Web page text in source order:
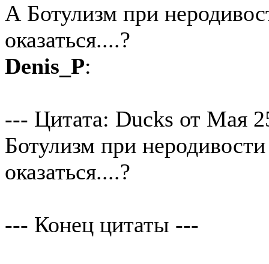
А Ботулизм при
оказаться....?
Denis_P:
--- Цитата: Ducks от Мая
Ботулизм при
оказаться....?
--- Конец цитаты ---